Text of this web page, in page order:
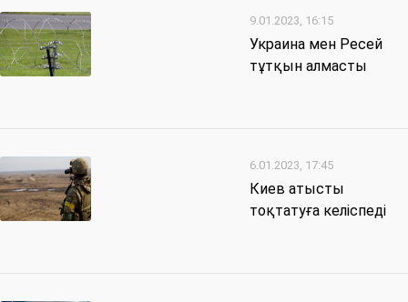
9.01.2023, 16:15
Украина мен Ресей
тұтқын алмасты
6.01.2023, 17:45
Киев атысты
тоқтатуға келіспеді